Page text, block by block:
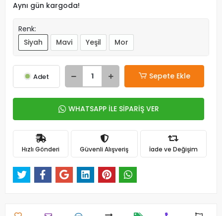
Aynı gün kargoda!
Renk:
Siyah
Mavi Yeşil Mor
Adet Sepete Ekle
WHATSAPP İLE SİPARİŞ VER
Hızlı Gönderi Güvenli Alışveriş İade ve Değişim